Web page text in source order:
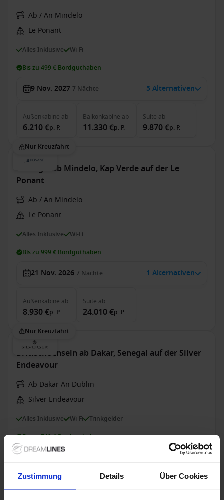
Zustimmung Details Über Cookies
Ab / An Mindelo
Le Ponant
Alles Inklusive Wi-Fi
Bis zu 499 € Bordguthaben
9 Nov. 2027 7 Nächte 5 Alternativen
Außenkabine ab
6.210 €p. P.
Balkonkabine ab
11.330 €p. P.
Suite ab
9.870 €p. P.
Nur Kreuzfahrt
Portugal ab Mindelo, Kap Verde auf der Le
Ponant
Ab / An Mindelo
Le Ponant
Alles Inklusive Wi-Fi
Bis zu 999 € Bordguthaben
21 Nov. 2026 7 Nächte 1 Alternativen
Außenkabine ab
8.930 €p. P.
Suite ab
24.010 €p. P.
Nur Kreuzfahrt
Britische Inseln ab Dakar, Senegal auf der Silver
Endeavour
Ab Dakar An Dublin
Silver Endeavour
Alles Inklusive Wi-Fi Trinkgelder
Bis zu 749 € Bordguthaben
Keine alternativen